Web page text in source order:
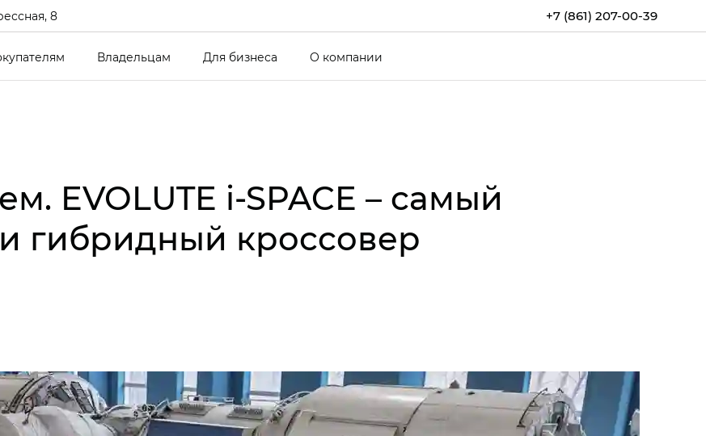
+7 (861) 207-00-39
8
Владельцам Для бизнеса О компании
EVOLUTE i‑SPACE – самый
гибридный кроссовер